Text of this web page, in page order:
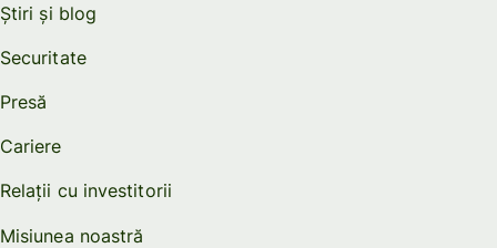
Știri și blog
Securitate
Presă
Cariere
Relații cu investitorii
Misiunea noastră